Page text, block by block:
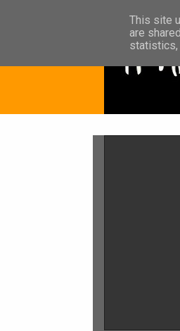
This site
are
statistics,